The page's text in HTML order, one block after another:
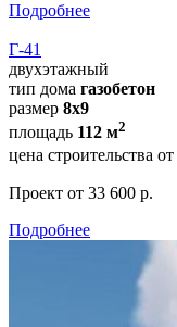
Подробнее
Г-41
двухэтажный
тип дома газобетон
размер 8х9
площадь 112 м2
цена строительства от
Проект от 33 600 р.
Подробнее